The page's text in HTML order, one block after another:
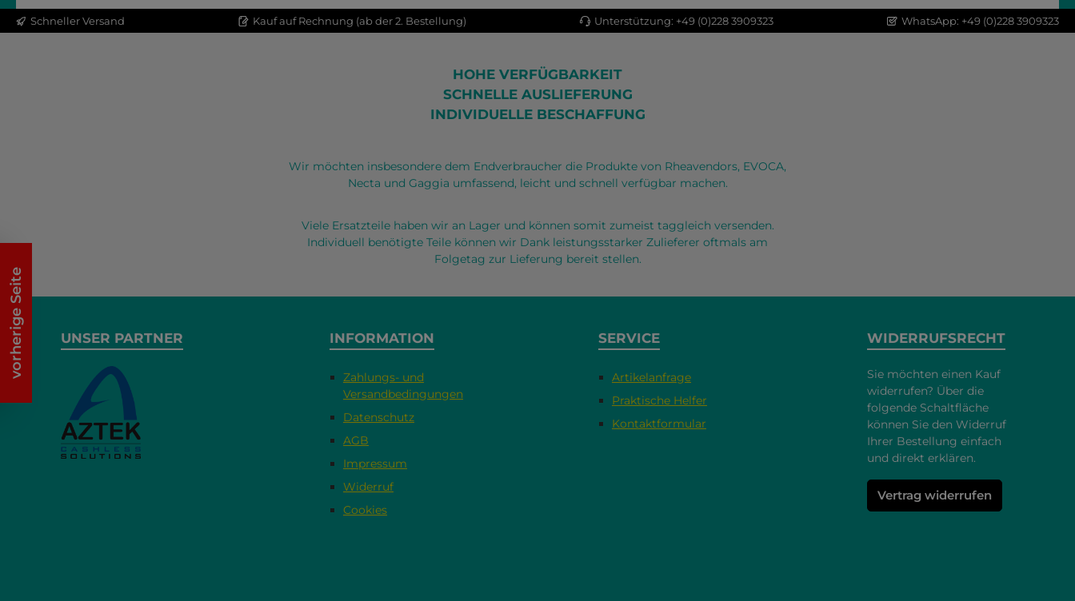
Schneller Versand Kauf auf Rechnung (ab der 2. Bestellung) Unterstützung: +49 (0)228 3909323 WhatsApp: +49 (0)228 3909323
HOHE VERFÜGBARKEIT
SCHNELLE AUSLIEFERUNG
INDIVIDUELLE BESCHAFFUNG
Wir möchten insbesondere dem Endverbraucher die Produkte von Rheavendors, EVOCA,
Necta und Gaggia umfassend, leicht und schnell verfügbar machen.
Viele Ersatzteile haben wir an Lager und können somit zumeist taggleich versenden.
Individuell benötigte Teile können wir Dank leistungsstarker Zulieferer oftmals am
Folgetag zur Lieferung bereit stellen.
UNSER PARTNER INFORMATION
Zahlungs- und
Versandbedingungen
Datenschutz
AGB
Impressum
Widerruf
Cookies
SERVICE
Artikelanfrage
Praktische Helfer
Kontaktformular
WIDERRUFSRECHT
Sie möchten einen Kauf
widerrufen? Über die
folgende Schaltfläche
können Sie den Widerruf
Ihrer Bestellung einfach
und direkt erklären.
Vertrag widerrufen
vorherige Seite